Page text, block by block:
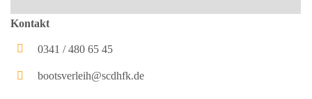
Kontakt
0341 / 480 65 45
bootsverleih@scdhfk.de